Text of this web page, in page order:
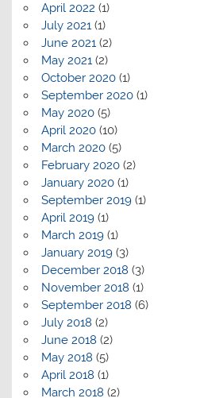
April 2022 (1)
July 2021(1)
June 2021(2)
May 2021(2)
October 2020(1)
September 2020(1)
May 2020(5)
April 2020(10)
March 2020(5)
February 2020(2)
January 2020(1)
September 2019(1)
April 2019(1)
March 2019(1)
January 2019(3)
December 2018 (3)
November 2018 (1)
September 2018 (6)
July 2018 (2)
June 2018 (2)
May 2018 (5)
April 2018 (1)
March 2018 (2)